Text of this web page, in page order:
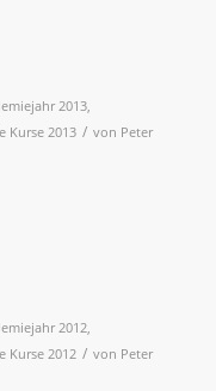
2013,
Kurse 2013 / von Peter
2012,
Kurse 2012 / von Peter